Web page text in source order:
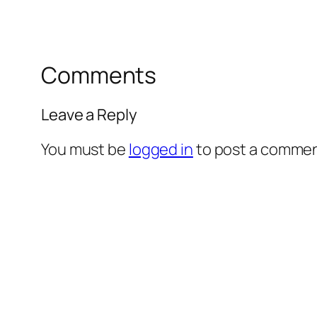
Comments
Leave a Reply
You must be logged into post a